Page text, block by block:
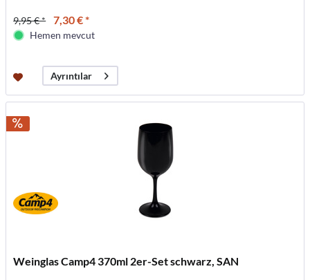
9,95 € * 7,30 € *
Hemen mevcut
Ayrıntılar
Weinglas Camp4 370ml 2er-Set schwarz, SAN